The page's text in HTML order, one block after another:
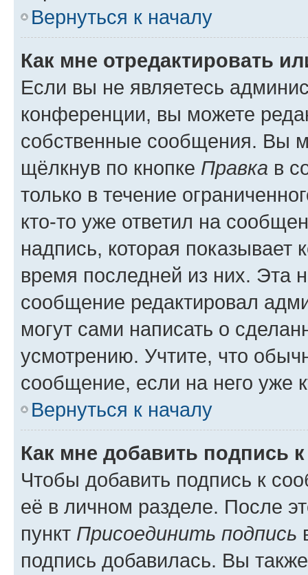
Вернуться к началу
Как мне отредактировать
Если вы не являетесь
конференции, вы можете
собственные сообщения. Вы
щёлкнув по кнопке Правка в
только в течение
кто-то уже ответил на
надпись, которая показывает
время последней из них. Эта
сообщение редактировал
могут сами написать о
усмотрению. Учтите, что
сообщение, если на него уже
Вернуться к началу
Как мне добавить подпись
Чтобы добавить подпись к
её в личном разделе. После
пункт Присоединить подпись
подпись добавилась. Вы